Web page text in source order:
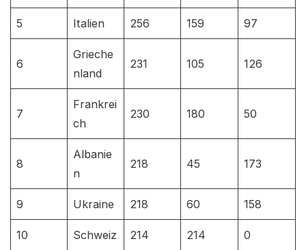
5 Italien 256 159 97
6
Grieche
nland
231 105 126
7
Frankrei
ch
230 180 50
8
Albanie
n
218 45 173
9 Ukraine 218 60 158
10 Schweiz 214 214 0